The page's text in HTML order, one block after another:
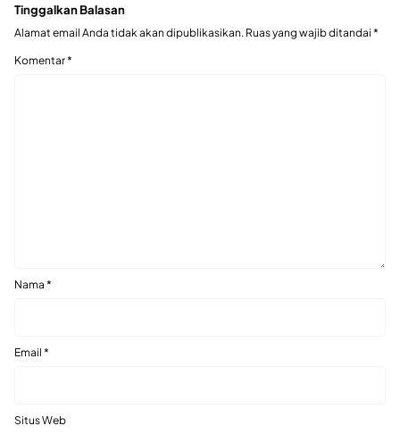
Tinggalkan Balasan
Alamat email Anda tidak akan dipublikasikan. Ruas yang wajib ditandai *
Komentar*
Nama *
Email *
Situs Web